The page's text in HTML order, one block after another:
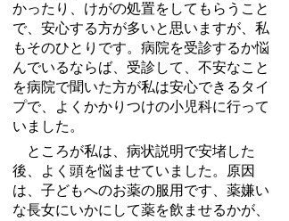
かったり、けがの処置をしてもらうこと
で、安心する方が多いと思いますが、私
もそのひとりです。病院を受診するか悩
んでいるならば、受診して、不安なこと
を病院で聞いた方が私は安心できるタイ
プで、よくかかりつけの小児科に行って
いました。
ところが私は、病状説明で安堵した
後、よく頭を悩ませていました。原因
は、子どもへのお薬の服用です、薬嫌い
な長女にいかにして薬を飲ませるかが、